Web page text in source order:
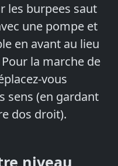
les burpees saut
une pompe et
en avant au lieu
la marche de
vous
sens (en gardant
dos droit).